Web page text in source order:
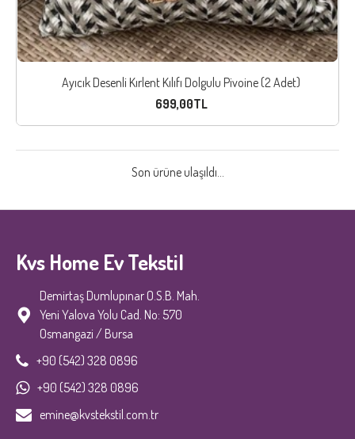
Ayıcık Desenli Kırlent Kılıfı Dolgulu Pivoine (2 Adet)
699,00TL
Son ürüne ulaşıldı...
Kvs Home Ev Tekstil
Demirtaş Dumlupınar O.S.B. Mah.
Yeni Yalova Yolu Cad. No: 570
Osmangazi / Bursa
+90 (542) 328 0896
+90 (542) 328 0896
emine@kvstekstil.com.tr